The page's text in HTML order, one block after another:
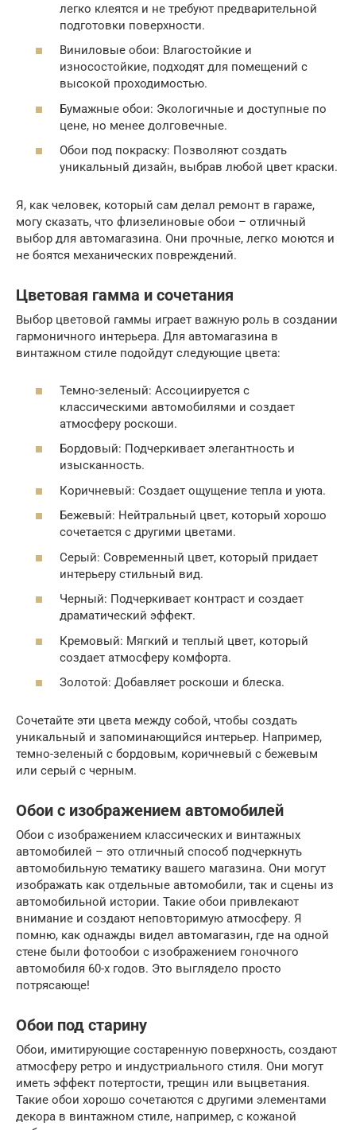
легко клеятся и не требуют предварительной
подготовки поверхности.
Виниловые обои: Влагостойкие и
износостойкие, подходят для помещений с
высокой проходимостью.
Бумажные обои: Экологичные и доступные по
цене, но менее долговечные.
Обои под покраску: Позволяют создать
уникальный дизайн, выбрав любой цвет краски.
Я, как человек, который сам делал ремонт в гараже,
могу сказать, что флизелиновые обои – отличный
выбор для автомагазина. Они прочные, легко моются и
не боятся механических повреждений.
Цветовая гамма и сочетания
Выбор цветовой гаммы играет важную роль в создании
гармоничного интерьера. Для автомагазина в
винтажном стиле подойдут следующие цвета:
Темно-зеленый: Ассоциируется с
классическими автомобилями и создает
атмосферу роскоши.
Бордовый: Подчеркивает элегантность и
изысканность.
Коричневый: Создает ощущение тепла и уюта.
Бежевый: Нейтральный цвет, который хорошо
сочетается с другими цветами.
Серый: Современный цвет, который придает
интерьеру стильный вид.
Черный: Подчеркивает контраст и создает
драматический эффект.
Кремовый: Мягкий и теплый цвет, который
создает атмосферу комфорта.
Золотой: Добавляет роскоши и блеска.
Сочетайте эти цвета между собой, чтобы создать
уникальный и запоминающийся интерьер. Например,
темно-зеленый с бордовым, коричневый с бежевым
или серый с черным.
Обои с изображением автомобилей
Обои с изображением классических и винтажных
автомобилей – это отличный способ подчеркнуть
автомобильную тематику вашего магазина. Они могут
изображать как отдельные автомобили, так и сцены из
автомобильной истории. Такие обои привлекают
внимание и создают неповторимую атмосферу. Я
помню, как однажды видел автомагазин, где на одной
стене были фотообои с изображением гоночного
автомобиля 60-х годов. Это выглядело просто
потрясающе!
Обои под старину
Обои, имитирующие состаренную поверхность, создают
атмосферу ретро и индустриального стиля. Они могут
иметь эффект потертости, трещин или выцветания.
Такие обои хорошо сочетаются с другими элементами
декора в винтажном стиле, например, с кожаной